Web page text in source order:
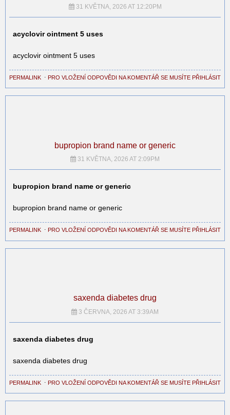
31 KVĚTNA, 2026 AT 12:20PM
acyclovir ointment 5 uses
acyclovir ointment 5 uses
PERMALINK ⋅ PRO VLOŽENÍ ODPOVĚDI NA KOMENTÁŘ SE MUSÍTE PŘIHLÁSIT
bupropion brand name or generic
31 KVĚTNA, 2026 AT 2:09PM
bupropion brand name or generic
bupropion brand name or generic
PERMALINK ⋅ PRO VLOŽENÍ ODPOVĚDI NA KOMENTÁŘ SE MUSÍTE PŘIHLÁSIT
saxenda diabetes drug
3 ČERVNA, 2026 AT 3:39AM
saxenda diabetes drug
saxenda diabetes drug
PERMALINK ⋅ PRO VLOŽENÍ ODPOVĚDI NA KOMENTÁŘ SE MUSÍTE PŘIHLÁSIT